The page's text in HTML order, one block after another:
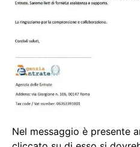
Nel messaggio è presente